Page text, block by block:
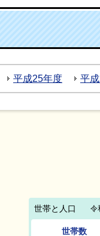
平成25年度 平